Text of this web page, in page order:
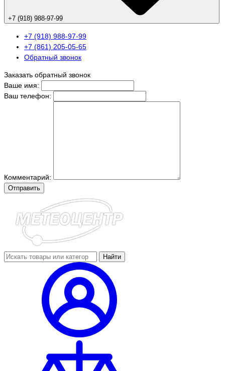
+7 (918) 988-97-99
+7 (918) 988-97-99
+7 (861) 205-05-65
Обратный звонок
Заказать обратный звонок
Ваше имя:
Ваш телефон:
Комментарий:
Отправить
Найти